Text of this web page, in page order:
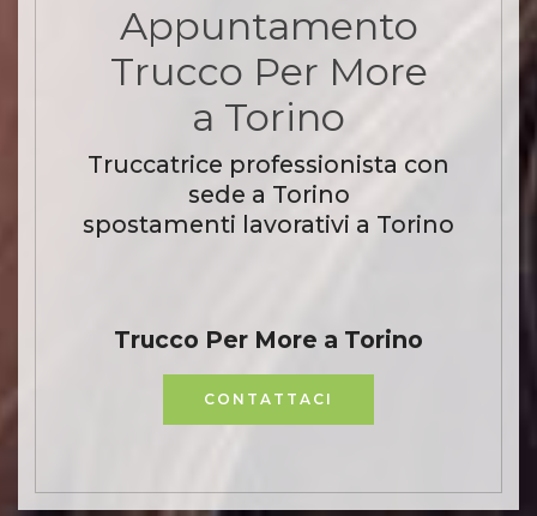
Appuntamento
Trucco Per More
a Torino
Truccatrice professionista con
sede a Torino
spostamenti lavorativi a Torino
Trucco Per More a Torino
CONTATTACI